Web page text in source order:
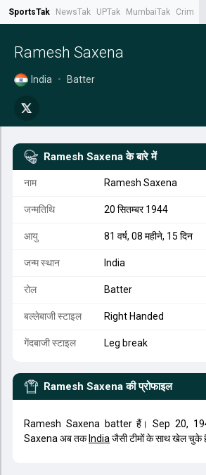
SportsTak NewsTak UPTak MumbaiTak
Ramesh Saxena
India • Batter
Ramesh Saxena के बारे में
नाम Ramesh Saxena
जन्मतिथि 20 सितम्बर 1944
आयु 81 वर्ष, 08 महीने, 15 दिन
जन्म स्थान India
रोल Batter
बल्लेबाजी स्टाइल Right Handed
गेंदबाजी स्टाइल Leg break
Ramesh Saxena की प्रोफाइल
Ramesh Saxena batter हैं। Sep 20,
Saxena अब तक India जैसी टीमों के साथ खेल चुके